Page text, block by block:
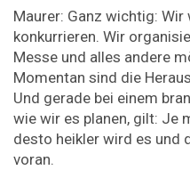
Maurer: Ganz wichtig:
konkurrieren. Wir
Messe und alles andere
Momentan sind die
Und gerade bei einem
wie wir es planen, gilt: Je
desto heikler wird es und
voran.